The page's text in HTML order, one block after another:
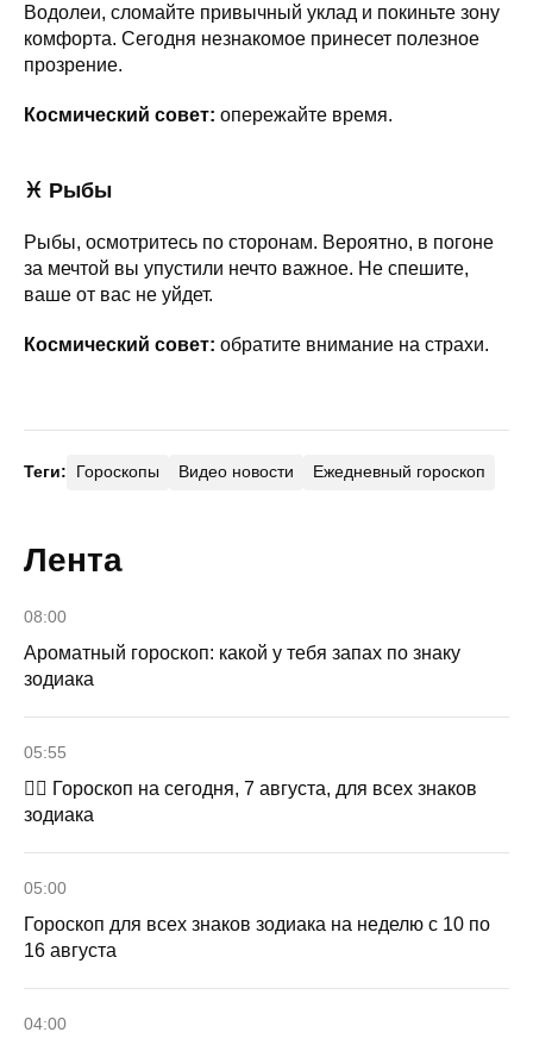
Водолеи, сломайте привычный уклад и покиньте зону
комфорта. Сегодня незнакомое принесет полезное
прозрение.
Космический совет: опережайте время.
♓ Рыбы
Рыбы, осмотритесь по сторонам. Вероятно, в погоне
за мечтой вы упустили нечто важное. Не спешите,
ваше от вас не уйдет.
Космический совет: обратите внимание на страхи.
Теги: Гороскопы Видео новости Ежедневный гороскоп
Лента
08:00
Ароматный гороскоп: какой у тебя запах по знаку
зодиака
05:55
🧙‍♀ Гороскоп на сегодня, 7 августа, для всех знаков
зодиака
05:00
Гороскоп для всех знаков зодиака на неделю с 10 по
16 августа
04:00